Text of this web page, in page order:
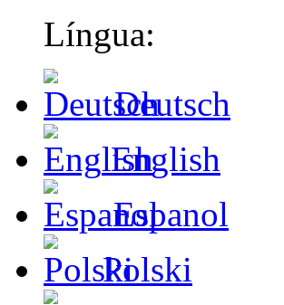
Língua:
Deutsch
English
Espanol
Polski